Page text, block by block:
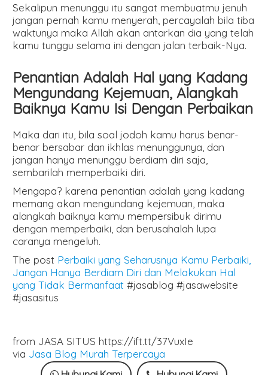
Sekalipun menunggu itu sangat membuatmu jenuh
jangan pernah kamu menyerah, percayalah bila tiba
waktunya maka Allah akan antarkan dia yang telah
kamu tunggu selama ini dengan jalan terbaik-Nya.
Penantian Adalah Hal yang Kadang
Mengundang Kejemuan, Alangkah
Baiknya Kamu Isi Dengan Perbaikan
Maka dari itu, bila soal jodoh kamu harus benar-
benar bersabar dan ikhlas menunggunya, dan
jangan hanya menunggu berdiam diri saja,
sembarilah memperbaiki diri.
Mengapa? karena penantian adalah yang kadang
memang akan mengundang kejemuan, maka
alangkah baiknya kamu mempersibuk dirimu
dengan memperbaiki, dan berusahalah lupa
caranya mengeluh.
The post Perbaiki yang Seharusnya Kamu Perbaiki,
Jangan Hanya Berdiam Diri dan Melakukan Hal
yang Tidak Bermanfaat #jasablog #jasawebsite
#jasasitus
from JASA SITUS https://ift.tt/37VuxIe
via Jasa Blog Murah Terpercaya